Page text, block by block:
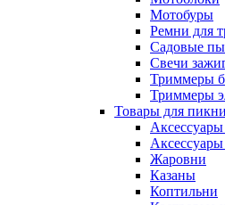
Мотобуры
Ремни для
Садовые
Свечи
Триммеры
Триммеры
Товары для
Жаровни
Казаны
Коптильни